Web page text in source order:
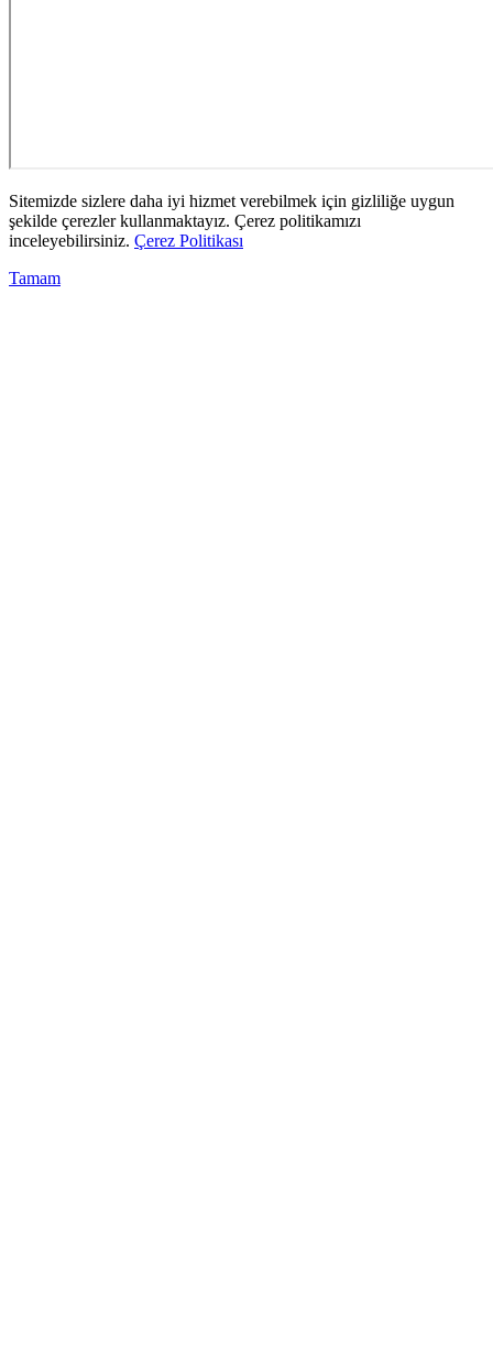
Sitemizde sizlere daha iyi hizmet verebilmek için gizliliğe uygun
şekilde çerezler kullanmaktayız. Çerez politikamızı
inceleyebilirsiniz. Çerez Politikası
Tamam